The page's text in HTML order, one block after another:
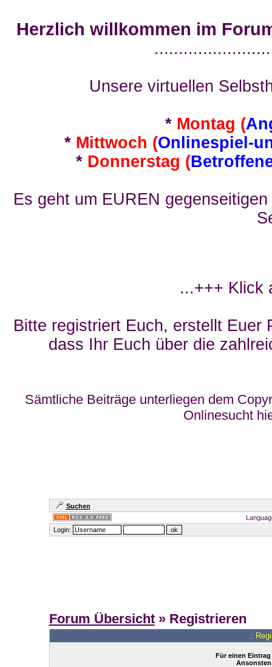
Herzlich willkommen im
Unsere virtuellen
* Montag (
* Mittwoch (Onlinespiel-
* Donnerstag (
Es geht um EUREN
...+++ Klick
Bitte registriert Euch, erstellt Euer
dass Ihr Euch über die
Sämtliche Beiträge unterliegen dem
Onlinesucht
Suchen
Login:
Forum Übersicht» Registrieren
.:
Für einen